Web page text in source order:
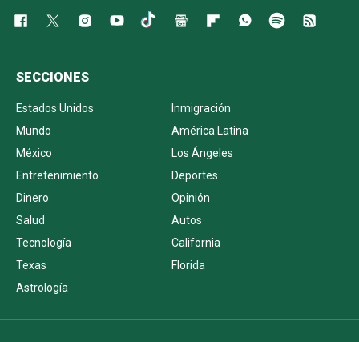
SECCIONES
Estados Unidos
Inmigración
Mundo
América Latina
México
Los Ángeles
Entretenimiento
Deportes
Dinero
Opinión
Salud
Autos
Tecnología
California
Texas
Florida
Astrología